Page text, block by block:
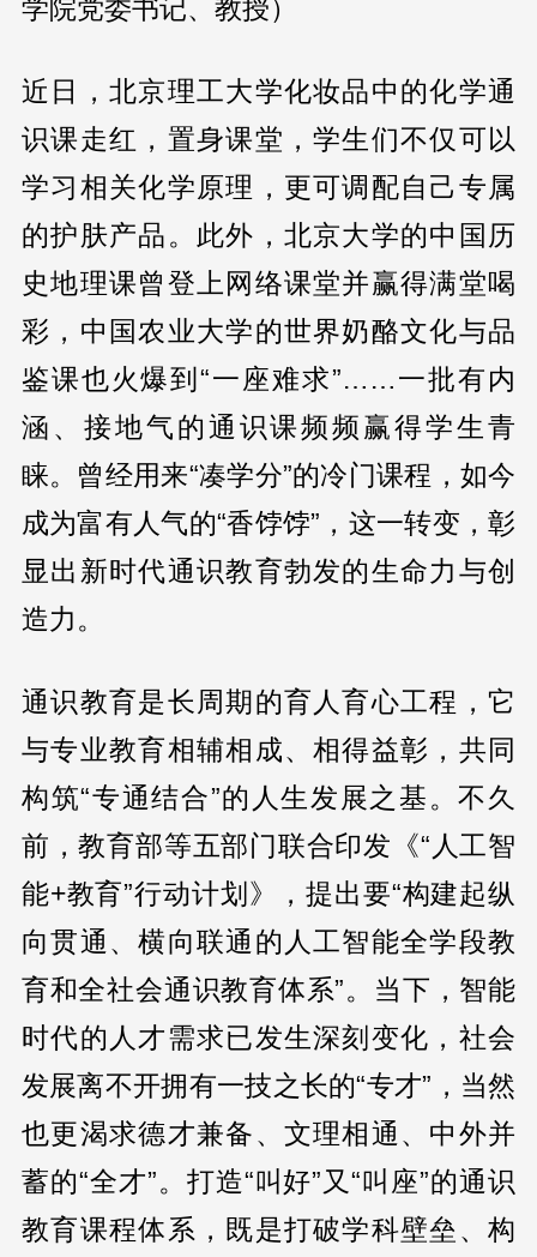
学院党委书记、教授）
近日，北京理工大学化妆品中的化学通
识课走红，置身课堂，学生们不仅可以
学习相关化学原理，更可调配自己专属
的护肤产品。此外，北京大学的中国历
史地理课曾登上网络课堂并赢得满堂喝
彩，中国农业大学的世界奶酪文化与品
鉴课也火爆到“一座难求”……一批有内
涵、接地气的通识课频频赢得学生青
睐。曾经用来“凑学分”的冷门课程，如今
成为富有人气的“香饽饽”，这一转变，彰
显出新时代通识教育勃发的生命力与创
造力。
通识教育是长周期的育人育心工程，它
与专业教育相辅相成、相得益彰，共同
构筑“专通结合”的人生发展之基。不久
前，教育部等五部门联合印发《“人工智
能+教育”行动计划》，提出要“构建起纵
向贯通、横向联通的人工智能全学段教
育和全社会通识教育体系”。当下，智能
时代的人才需求已发生深刻变化，社会
发展离不开拥有一技之长的“专才”，当然
也更渴求德才兼备、文理相通、中外并
蓄的“全才”。打造“叫好”又“叫座”的通识
教育课程体系，既是打破学科壁垒、构